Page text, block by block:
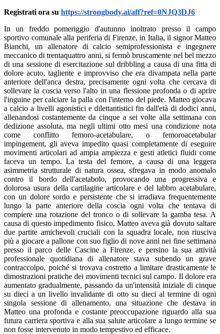
Registrati ora su https://strongbody.ai/aff?ref=0NJQ3DJ6
In un freddo pomeriggio d'autunno inoltrato presso il campo
sportivo comunale alla periferia di Firenze, in Italia, il signor Matteo
Bianchi, un allenatore di calcio semiprofessionista e ingegnere
meccanico di trentaquattro anni, si fermò bruscamente nel bel mezzo
di una sessione di esercitazione sul dribbling a causa di una fitta di
dolore acuto, tagliente e improvviso che era divampata nella parte
anteriore dell'anca destra, precisamente ogni volta che cercava di
sollevare la coscia verso l'alto in una flessione profonda o di aprire
l'inguine per calciare la palla con l'interno del piede. Matteo giocava
a calcio a livelli agonistici e dilettantistici fin dall'età di dodici anni,
allenandosi costantemente da cinque a sei volte alla settimana con
dedizione assoluta, ma negli ultimi otto mesi una condizione nota
come conflitto femoro-acetabulare, o femoroacetabular
impingement, gli aveva impedito quasi completamente di eseguire
movimenti articolari ad ampia ampiezza e gesti atletici fluidi come
faceva un tempo. La testa del femore, a causa di una leggera
asimmetria strutturale di natura ossea, sfregava in modo anomalo
contro il bordo dell'acetabolo, provocando una progressiva e
dolorosa usura della cartilagine articolare e del labbro acetabulare,
con un dolore sordo e persistente che si irradiava frequentemente
lungo la parte anteriore della coscia ogni volta che tentava di
compiere una rotazione del tronco o di sollevare la gamba tesa. A
causa di questo impedimento fisico, Matteo aveva già dovuto saltare
due partite amichevoli cruciali con la squadra locale, non riusciva
più a giocare a pallone con suo figlio di nove anni nei fine settimana
presso il parco delle Cascine a Firenze, e persino la sua attività
professionale quotidiana di allenatore stava subendo un grave
contraccolpo, poiché si trovava costretto a limitare drasticamente le
dimostrazioni pratiche dei movimenti tecnici sul campo. Il dolore era
aumentato gradualmente, passando da un'intensità iniziale di cinque
su dieci a un livello invalidante di otto su dieci al termine di ogni
singola sessione di allenamento, una situazione che destava in
Matteo una profonda e costante preoccupazione riguardo alla sua
futura carriera sportiva e alla sua salute articolare a lungo termine se
non fosse intervenuto in modo tempestivo ed efficace.